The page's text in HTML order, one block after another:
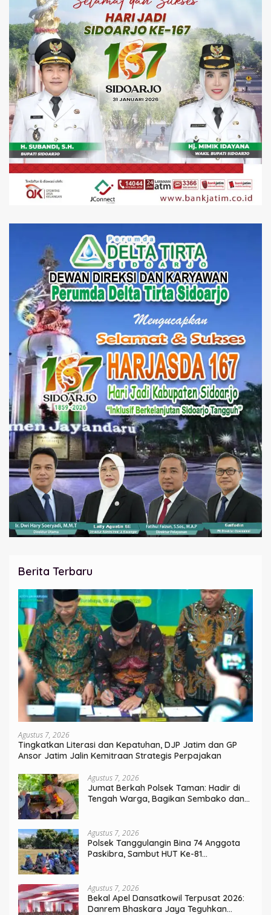
Berita Terbaru
Agustus 7, 2026
Tingkatkan Literasi dan Kepatuhan, DJP Jatim dan GP
Ansor Jatim Jalin Kemitraan Strategis Perpajakan
Agustus 7, 2026
Jumat Berkah Polsek Taman: Hadir di
Tengah Warga, Bagikan Sembako dan
Agustus 7, 2026
Polsek Tanggulangin Bina 74 Anggota
Paskibra, Sambut HUT Ke-81
Agustus 7, 2026
Bekal Apel Dansatkowil Terpusat 2026:
Danrem Bhaskara Jaya Teguhkan